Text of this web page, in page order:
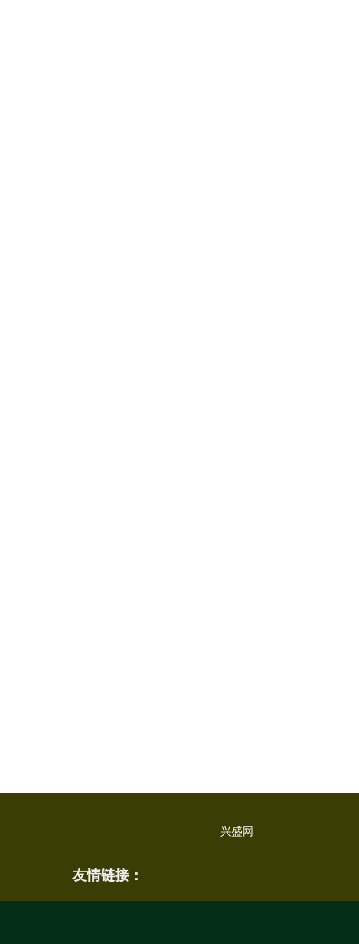
兴盛网
友情链接：